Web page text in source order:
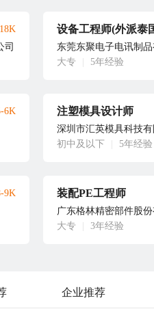
司
设备工程师(外派泰
东莞东聚电子电讯制
大专
5年经验
6K 注塑模具设计师
深圳市汇英模具科技
初中及以下
5年经验
9K 装配PE工程师
广东格林精密部件股
大专
3年经验
企业推荐